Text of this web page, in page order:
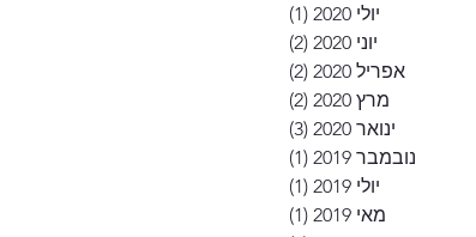
יולי 2020
(1)
יוני 2020
(2)
אפריל 2020
(2)
מרץ 2020
(2)
ינואר 2020
(3)
נובמבר 2019
(1)
יולי 2019
(1)
מאי 2019
(1)